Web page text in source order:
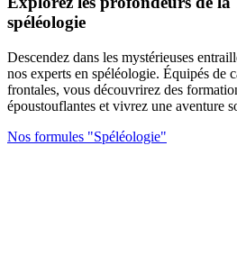
spéléologie
Descendez dans les mystérieuses
nos experts en spéléologie. Équipés de
frontales, vous découvrirez des
époustouflantes et vivrez une aventure
Nos formules "Spéléologie"